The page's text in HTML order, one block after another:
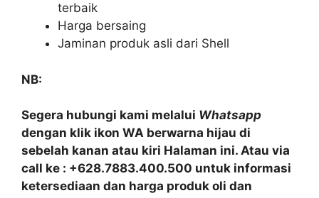
terbaik
Harga bersaing
Jaminan produk asli dari Shell
NB:
Segera hubungi kami melalui Whatsapp
dengan klik ikon WA berwarna hijau di
sebelah kanan atau kiri Halaman ini. Atau via
call ke : +628.7883.400.500 untuk informasi
ketersediaan dan harga produk oli dan